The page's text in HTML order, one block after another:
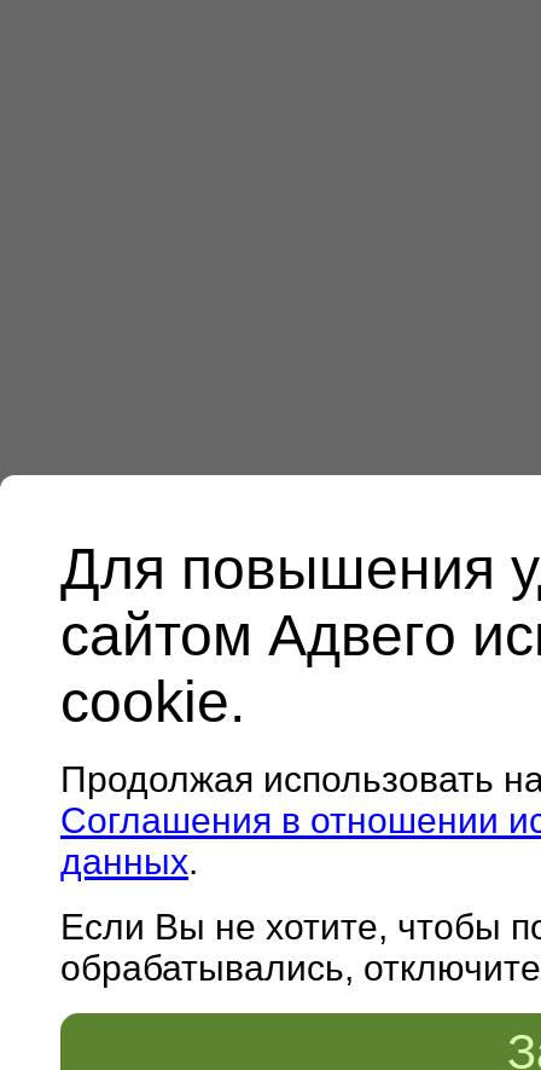
Для повышения
сайтом Адвего
cookie.
Продолжая использовать
Соглашения в отношении
данных.
Если Вы не хотите, чтобы
обрабатывались,